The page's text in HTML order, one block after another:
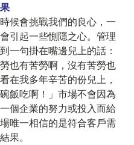
候會挑戰我們的良心，一
引起一些惻隱之心。管理
一句掛在嘴邊兒上的話：
勞也有苦勞啊，沒有苦勞也
在我多年辛苦的份兒上，
飯吃啊！」市場不會因為
個企業的努力或投入而給
唯一相信的是符合客戶需
果。